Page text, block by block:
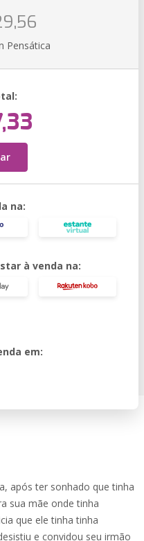
Pensática
na:
à venda na:
em:
após ter sonhado que tinha
sua mãe onde tinha
que ele tinha tinha
e convidou seu irmão